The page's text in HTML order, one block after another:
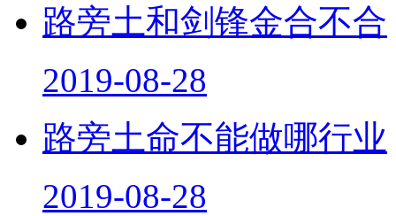
路旁土和剑锋金合不合
2019-08-28
路旁土命不能做哪行业
2019-08-28